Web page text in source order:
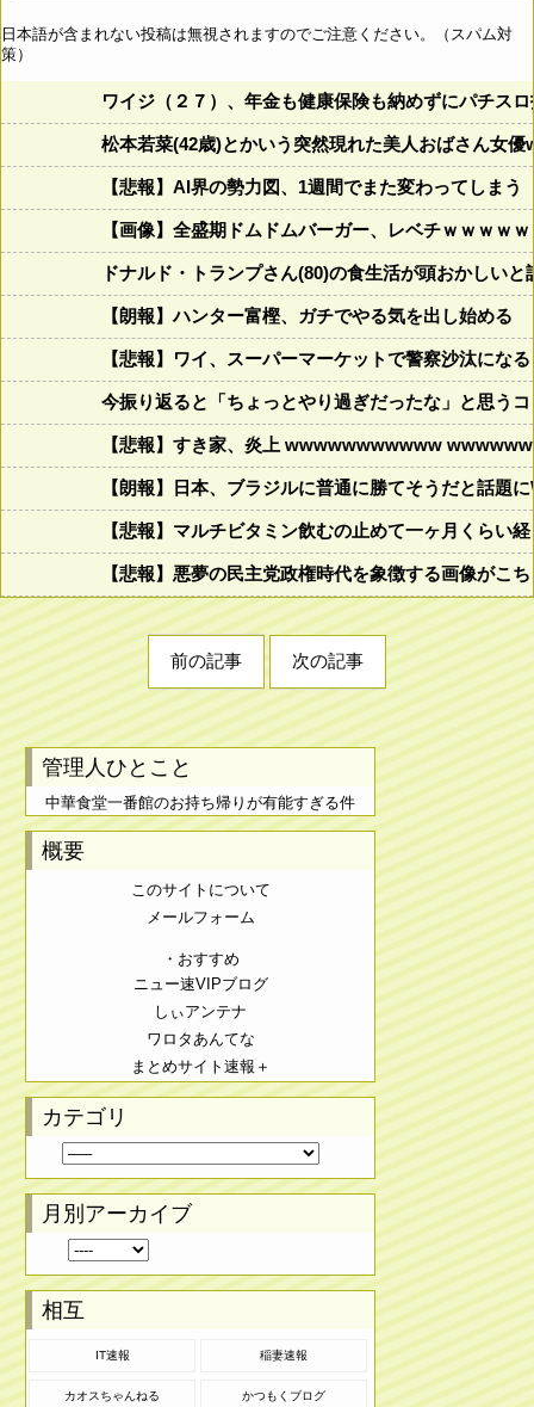
日本語が含まれない投稿は無視されますのでご注意ください。（スパム対
策）
ワイジ（２７）、年金も健康保険も納めずにパチス
松本若菜(42歳)とかいう突然現れた美人おばさん女優
【悲報】AI界の勢力図、1週間でまた変わってしまう
【画像】全盛期ドムドムバーガー、レベチｗｗｗｗ
ドナルド・トランプさん(80)の食生活が頭おかしい
【朗報】ハンター富樫、ガチでやる気を出し始める
【悲報】ワイ、スーパーマーケットで警察沙汰にな
今振り返ると「ちょっとやり過ぎだったな」と思う
【悲報】すき家、炎上 wwwwwwwwwww
【朗報】日本、ブラジルに普通に勝てそうだと話題
【悲報】マルチビタミン飲むの止めて一ヶ月くらい
【悲報】悪夢の民主党政権時代を象徴する画像がこ
前の記事 次の記事
管理人ひとこと
中華食堂一番館のお持ち帰りが有能すぎる件
概要
このサイトについて
メールフォーム
・おすすめ
ニュー速VIPブログ
しぃアンテナ
ワロタあんてな
まとめサイト速報＋
カテゴリ
月別アーカイブ
相互
IT速報 稲妻速報
カオスちゃんねる かつもくブログ